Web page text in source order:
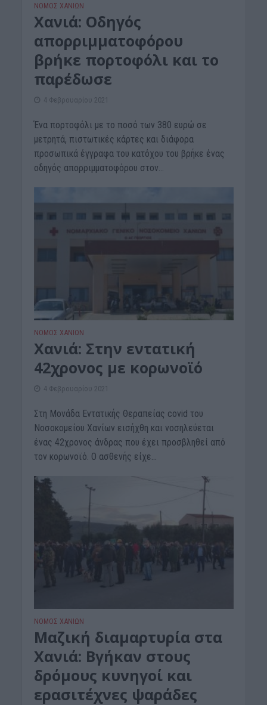
ΝΟΜΌΣ ΧΑΝΊΩΝ
Χανιά: Οδηγός
απορριμματοφόρου
βρήκε πορτοφόλι και το
παρέδωσε
4 Φεβρουαρίου 2021
Ένα πορτοφόλι με το ποσό των 380 ευρώ σε
μετρητά, πιστωτικές κάρτες και διάφορα
προσωπικά έγγραφα του κατόχου του βρήκε ένας
οδηγός απορριμματοφόρου στον...
ΝΟΜΌΣ ΧΑΝΊΩΝ
Xανιά: Στην εντατική
42χρονος με κορωνοϊό
4 Φεβρουαρίου 2021
Στη Μονάδα Εντατικής Θεραπείας covid του
Νοσοκομείου Χανίων εισήχθη και νοσηλεύεται
ένας 42χρονος άνδρας που έχει προσβληθεί από
τον κορωνοϊό. Ο ασθενής είχε...
ΝΟΜΌΣ ΧΑΝΊΩΝ
Μαζική διαμαρτυρία στα
Χανιά: Βγήκαν στους
δρόμους κυνηγοί και
ερασιτέχνες ψαράδες